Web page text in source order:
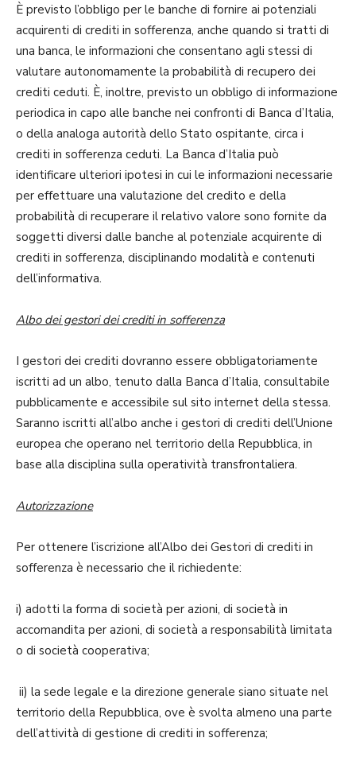
È previsto l’obbligo per le banche di fornire ai potenziali
acquirenti di crediti in sofferenza, anche quando si tratti di
una banca, le informazioni che consentano agli stessi di
valutare autonomamente la probabilità di recupero dei
crediti ceduti. È, inoltre, previsto un obbligo di informazione
periodica in capo alle banche nei confronti di Banca d’Italia,
o della analoga autorità dello Stato ospitante, circa i
crediti in sofferenza ceduti. La Banca d’Italia può
identificare ulteriori ipotesi in cui le informazioni necessarie
per effettuare una valutazione del credito e della
probabilità di recuperare il relativo valore sono fornite da
soggetti diversi dalle banche al potenziale acquirente di
crediti in sofferenza, disciplinando modalità e contenuti
dell’informativa.
Albo dei gestori dei crediti in sofferenza
I gestori dei crediti dovranno essere obbligatoriamente
iscritti ad un albo, tenuto dalla Banca d’Italia, consultabile
pubblicamente e accessibile sul sito internet della stessa.
Saranno iscritti all’albo anche i gestori di crediti dell’Unione
europea che operano nel territorio della Repubblica, in
base alla disciplina sulla operatività transfrontaliera.
Autorizzazione
Per ottenere l’iscrizione all’Albo dei Gestori di crediti in
sofferenza è necessario che il richiedente:
i) adotti la forma di società per azioni, di società in
accomandita per azioni, di società a responsabilità limitata
o di società cooperativa;
ii) la sede legale e la direzione generale siano situate nel
territorio della Repubblica, ove è svolta almeno una parte
dell’attività di gestione di crediti in sofferenza;